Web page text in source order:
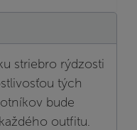
striebro rýdzosti
tých
bude
outfitu.